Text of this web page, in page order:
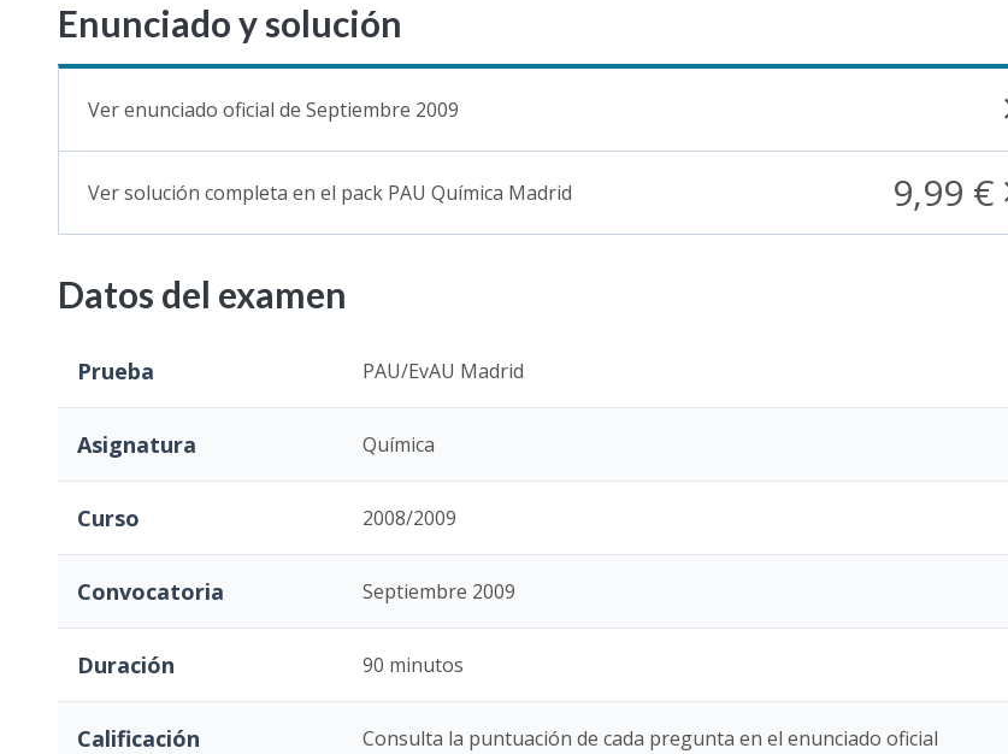
Enunciado y solución
Ver enunciado oficial de Septiembre 2009
Ver solución completa en el pack PAU Química Madrid 9,99 €
Datos del examen
Prueba PAU/EvAU Madrid
Asignatura Química
Curso 2008/2009
Convocatoria Septiembre 2009
Duración 90 minutos
Calificación Consulta la puntuación de cada pregunta en el enunciado oficial